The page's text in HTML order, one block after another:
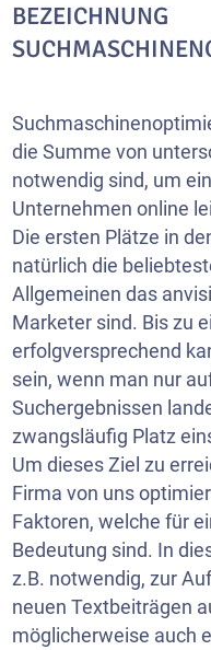
BEZEICHNUNG
die Summe von
notwendig sind, um
Unternehmen online
Die ersten Plätze in
natürlich die
Allgemeinen das
Marketer sind. Bis zu
erfolgversprechend
sein, wenn man nur
Suchergebnissen
zwangsläufig Platz
Um dieses Ziel zu
Firma von uns
Faktoren, welche für
Bedeutung sind. In
z.B. notwendig, zur
neuen Textbeiträgen
möglicherweise auch